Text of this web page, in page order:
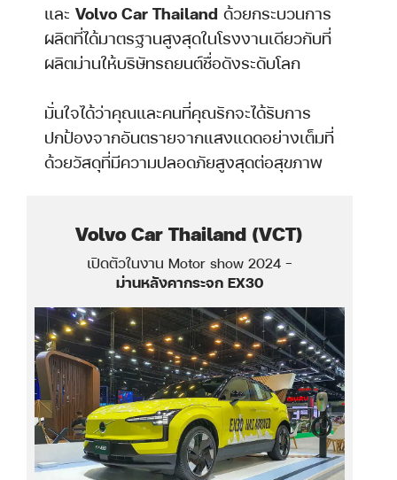
และ Volvo Car Thailand ด้วยกระบวนการ
ผลิตที่ได้มาตรฐานสูงสุดในโรงงานเดียวกับที่
ผลิตม่านให้บริษัทรถยนต์ชื่อดังระดับโลก
มั่นใจได้ว่าคุณและคนที่คุณรักจะได้รับการ
ปกป้องจากอันตรายจากแสงแดดอย่างเต็มที่
ด้วยวัสดุที่มีความปลอดภัยสูงสุดต่อสุขภาพ
Volvo Car Thailand (VCT)
เปิดตัวในงาน Motor show 2024 -
ม่านหลังคากระจก EX30